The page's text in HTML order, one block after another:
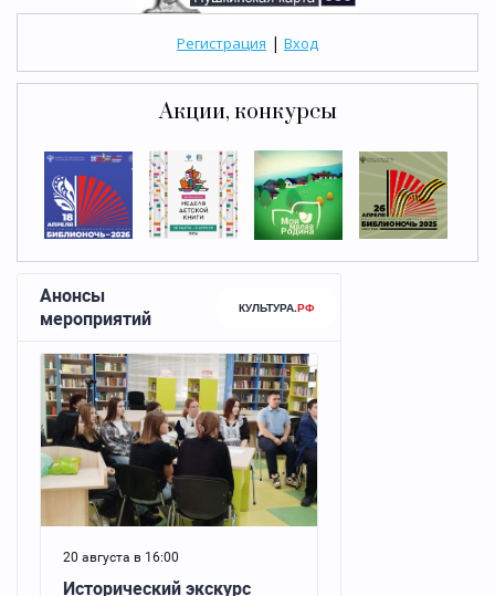
Регистрация | Вход
Акции, конкурсы